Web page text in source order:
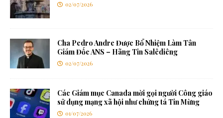
02/07/2026
Cha Pedro Andre Được Bổ Nhiệm Làm Tân
Giám Đốc ANS – Hãng Tin Salêdiêng
02/07/2026
Các Giám mục Canada mời gọi người Công giáo
sử dụng mạng xã hội như chứng tá Tin Mừng
01/07/2026